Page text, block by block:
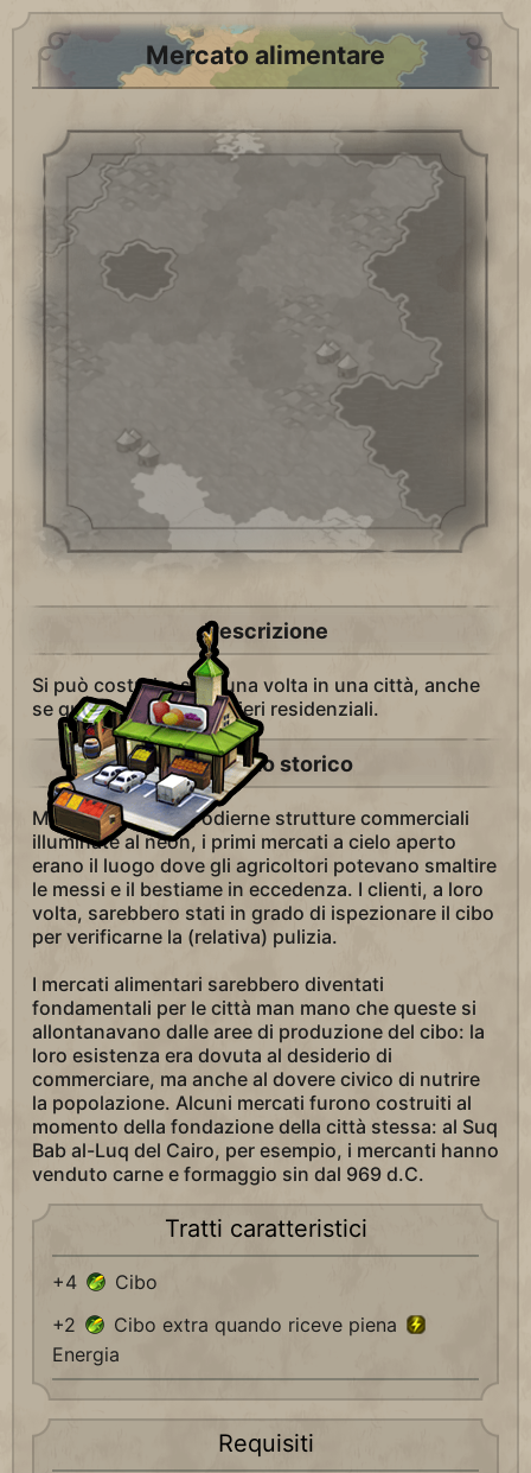
Mercato alimentare
Descrizione
Si può costruire solo una volta in una città, anche
se questa ha più Quartieri residenziali.
Contesto storico
Molto diversi dalle odierne strutture commerciali
illuminate al neon, i primi mercati a cielo aperto
erano il luogo dove gli agricoltori potevano smaltire
le messi e il bestiame in eccedenza. I clienti, a loro
volta, sarebbero stati in grado di ispezionare il cibo
per verificarne la (relativa) pulizia.
I mercati alimentari sarebbero diventati
fondamentali per le città man mano che queste si
allontanavano dalle aree di produzione del cibo: la
loro esistenza era dovuta al desiderio di
commerciare, ma anche al dovere civico di nutrire
la popolazione. Alcuni mercati furono costruiti al
momento della fondazione della città stessa: al Suq
Bab al-Luq del Cairo, per esempio, i mercanti hanno
venduto carne e formaggio sin dal 969 d.C.
Tratti caratteristici
+4
Cibo
+2
Cibo extra quando riceve piena
Energia
Requisiti